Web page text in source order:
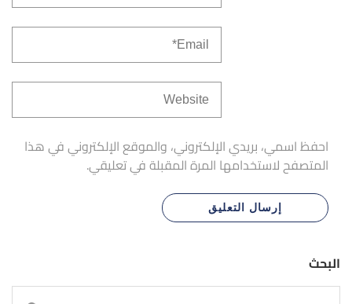
احفظ اسمي، بريدي الإلكتروني، والموقع الإلكتروني في هذا
المتصفح لاستخدامها المرة المقبلة في تعليقي.
البحث